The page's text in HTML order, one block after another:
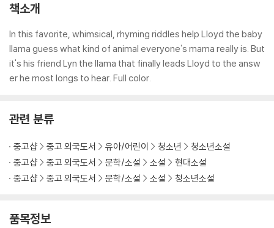
책소개
In this favorite, whimsical, rhyming riddles help Lloyd the baby
llama guess what kind of animal everyone's mama really is. But
it's his friend Lyn the llama that finally leads Lloyd to the answ
er he most longs to hear. Full color.
관련 분류
중고샵 중고 외국도서 유아/어린이 청소년
청소년소설
중고샵
중고 외국도서 문학/소설 소설
현대소설
중고샵
중고 외국도서 문학/소설 소설 청소년소설
품목정보